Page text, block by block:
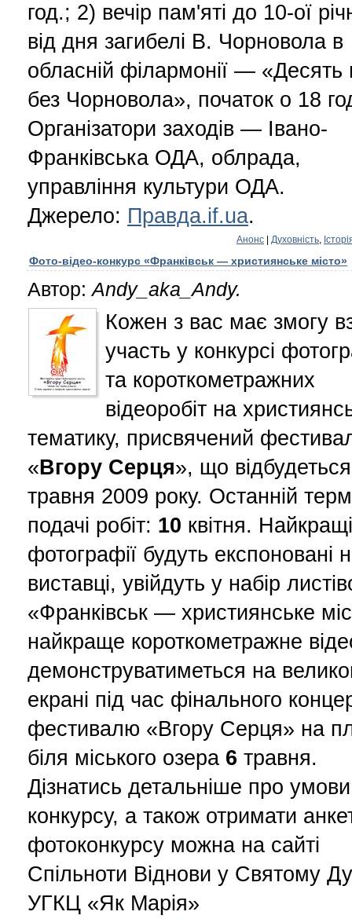
год.; 2) вечір пам'яті до 10-ої
від дня загибелі В. Чорновола в
обласній філармонії — «Десять
без Чорновола», початок о 18
Організатори заходів — Івано-
Франківська ОДА, облрада,
управління культури ОДА.
Джерело: Правда.if.ua.
Анонс Духовність,
Фото-відео-конкурс «Франківськ — християнське місто»
Автор:Andy_aka_Andy.
Кожен з вас має змогу
участь у конкурсі
та короткометражних
відеоробіт на
тематику, присвячений
«Вгору Серця», що
травня 2009 року. Останній
подачі робіт: 10 квітня. Найкращі
фотографії будуть експоновані
виставці, увійдуть у набір
«Франківськ — християнське
найкраще короткометражне
демонструватиметься на
екрані під час фінального
фестивалю «Вгору Серця» на
біля міського озера 6 травня.
Дізнатись детальніше про умови
конкурсу, а також отримати
фотоконкурсу можна на сайті
Спільноти Віднови у Святому
УГКЦ «Як Марія»